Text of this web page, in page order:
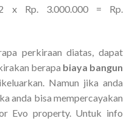
x Rp. 3.000.000 = Rp.
perkiraan diatas, dapat
berapa biaya bangun
Namun jika anda
anda bisa mempercayakan
Evo property. Untuk info